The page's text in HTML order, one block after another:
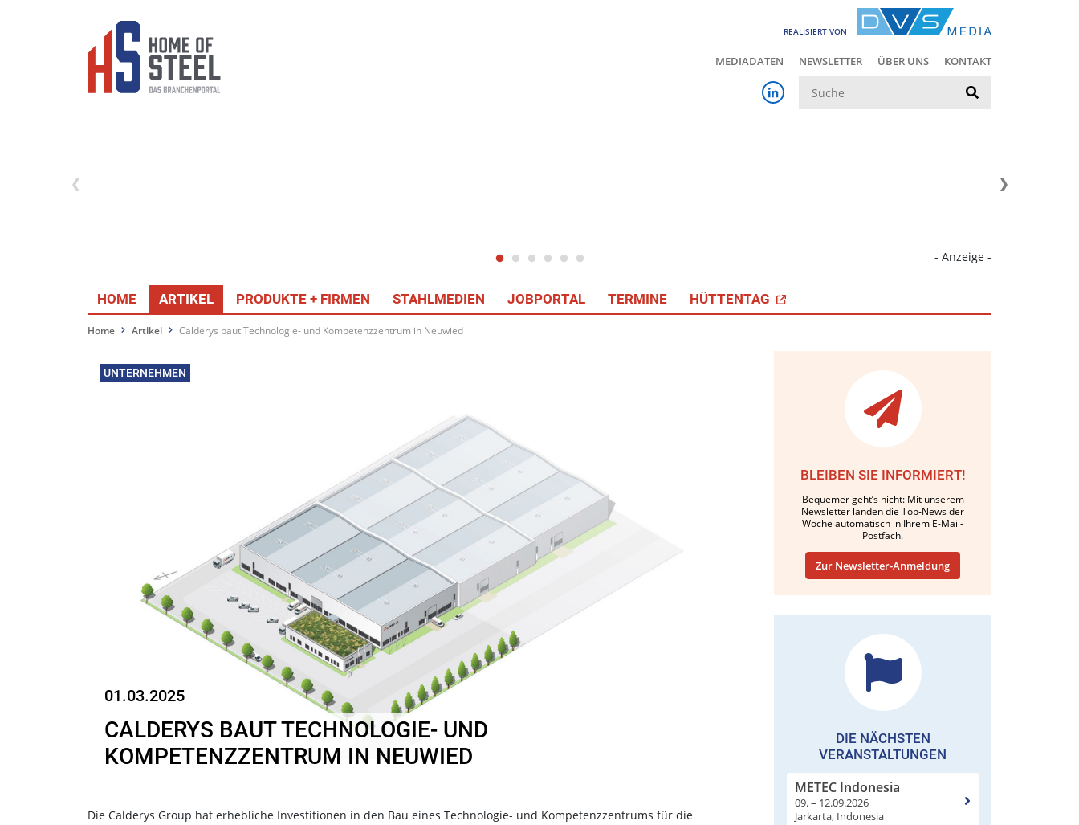
REALISIERT VON
MEDIADATEN NEWSLETTER ÜBER UNS KONTAKT
- Anzeige -
HOME ARTIKEL PRODUKTE + FIRMEN STAHLMEDIEN JOBPORTAL TERMINE HÜTTENTAG
Home Artikel Calderys baut Technologie- und Kompetenzzentrum in Neuwied
UNTERNEHMEN
01.03.2025
CALDERYS BAUT TECHNOLOGIE- UND
KOMPETENZZENTRUM IN NEUWIED
Die Calderys Group hat erhebliche Investitionen in den Bau eines Technologie- und Kompetenzzentrums für die
BLEIBEN SIE INFORMIERT!
Bequemer geht’s nicht: Mit unserem
Newsletter landen die Top-News der
Woche automatisch in Ihrem E-Mail-
Postfach.
Zur Newsletter-Anmeldung
DIE NÄCHSTEN
VERANSTALTUNGEN
METEC Indonesia
09. – 12.09.2026
Jarkarta, Indonesia